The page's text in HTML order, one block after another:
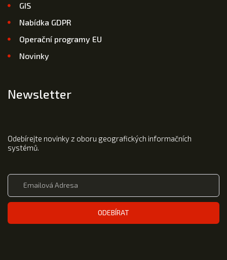
GIS
Nabídka GDPR
Operační programy EU
Novinky
Newsletter
Odebírejte novinky z oboru geografických informačních
systémů.
ODEBÍRAT